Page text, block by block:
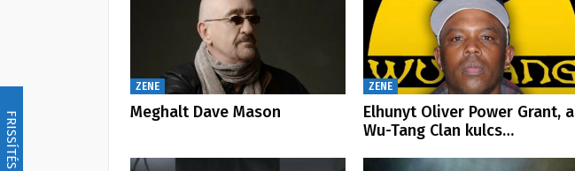
FRISSÍTÉS
ZENE
Meghalt Dave Mason
ZENE
Elhunyt Oliver Power Grant, a
Wu-Tang Clan kulcs…